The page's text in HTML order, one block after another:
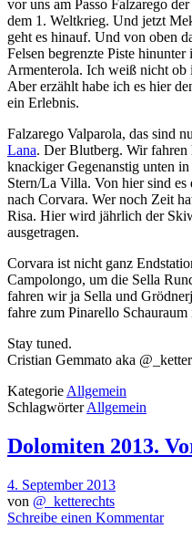
vor uns am Passo Falzarego
dem 1. Weltkrieg. Und jetzt
geht es hinauf. Und von oben
Felsen begrenzte Piste
Armenterola. Ich weiß nicht ob
Aber erzählt habe ich es hier
ein Erlebnis.
Falzarego Valparola, das sind
Lana. Der Blutberg. Wir fahren
knackiger Gegenanstig unten
Stern/La Villa. Von hier sind
nach Corvara. Wer noch Zeit
Risa. Hier wird jährlich der
ausgetragen.
Corvara ist nicht ganz
Campolongo, um die Sella
fahren wir ja Sella und
fahre zum Pinarello
Stay tuned.
Cristian Gemmato aka
Kategorie Allgemein
SchlagwörterAllgemein
Dolomiten 2013.
4. September 2013
von @_ketterechts
Schreibe einen Kommentar